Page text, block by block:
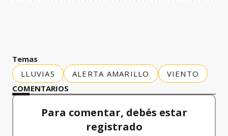
Temas
LLUVIAS
ALERTA AMARILLO
VIENTO
COMENTARIOS
Para comentar, debés estar
registrado